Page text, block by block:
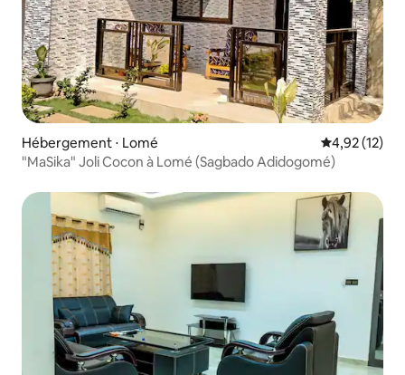
Hébergement ⋅ Lomé Évaluation
4,92 (12)
"MaSika" Joli Cocon à Lomé (Sagbado Adidogomé)